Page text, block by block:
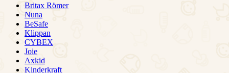
Britax Römer
Nuna
BeSafe
Klippan
CYBEX
Joie
Axkid
Kinderkraft